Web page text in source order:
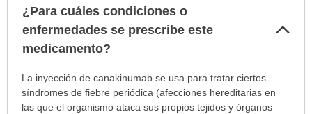
¿Para cuáles condiciones o
enfermedades se prescribe este
medicamento?
¿Para
cuáles
condiciones
La inyección de canakinumab se usa para tratar ciertos
síndromes de fiebre periódica (afecciones hereditarias en
las que el organismo ataca sus propios tejidos y órganos